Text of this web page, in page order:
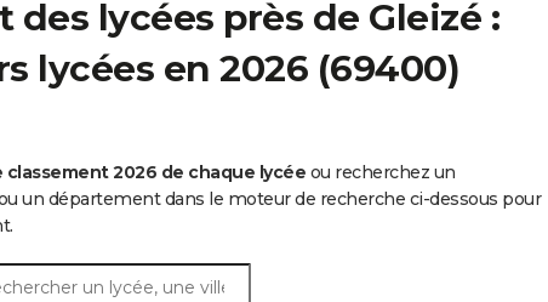
des lycées près de Gleizé :
lycées en 2026 (69400)
classement 2026 de chaque lycée ou recherchez un
un département dans le moteur de recherche ci-dessous pour